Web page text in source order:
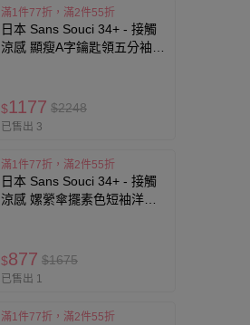
滿1件77折，滿2件55折
日本 Sans Souci 34+ - 接觸
涼感 顯瘦A字鑰匙領五分袖洋
$1177 $2248
已售出 3
滿1件77折，滿2件55折
日本 Sans Souci 34+ - 接觸
涼感 嫘縈傘擺素色短袖洋裝-
$877 $1675
已售出 1
滿1件77折，滿2件55折